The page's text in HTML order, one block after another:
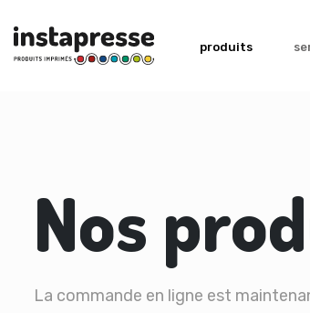
produits
Nos
La commande en ligne est